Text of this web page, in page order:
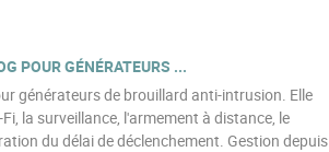
POUR GÉNÉRATEURS ...
générateurs de brouillard anti-intrusion. Elle
la surveillance, l'armement à distance, le
du délai de déclenchement. Gestion depuis